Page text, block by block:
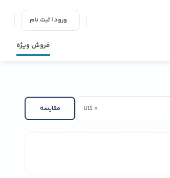
ورود | ثبت نام
فروش ویژه
0 کالا مقایسه